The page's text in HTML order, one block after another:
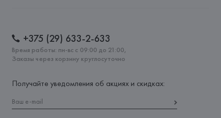
+375 (29) 633-2-633
Время работы: пн-вс с 09:00 до 21:00,
Заказы через корзину круглосуточно
Получайте уведомления об акциях и скидках: